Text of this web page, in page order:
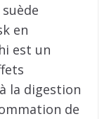
en
est un
la digestion
de